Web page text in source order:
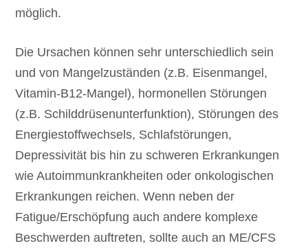
möglich.
Die Ursachen können sehr unterschiedlich sein
und von Mangelzuständen (z.B. Eisenmangel,
Vitamin-B12-Mangel), hormonellen Störungen
(z.B. Schilddrüsenunterfunktion), Störungen des
Energiestoffwechsels, Schlafstörungen,
Depressivität bis hin zu schweren Erkrankungen
wie Autoimmunkrankheiten oder onkologischen
Erkrankungen reichen. Wenn neben der
Fatigue/Erschöpfung auch andere komplexe
Beschwerden auftreten, sollte auch an ME/CFS